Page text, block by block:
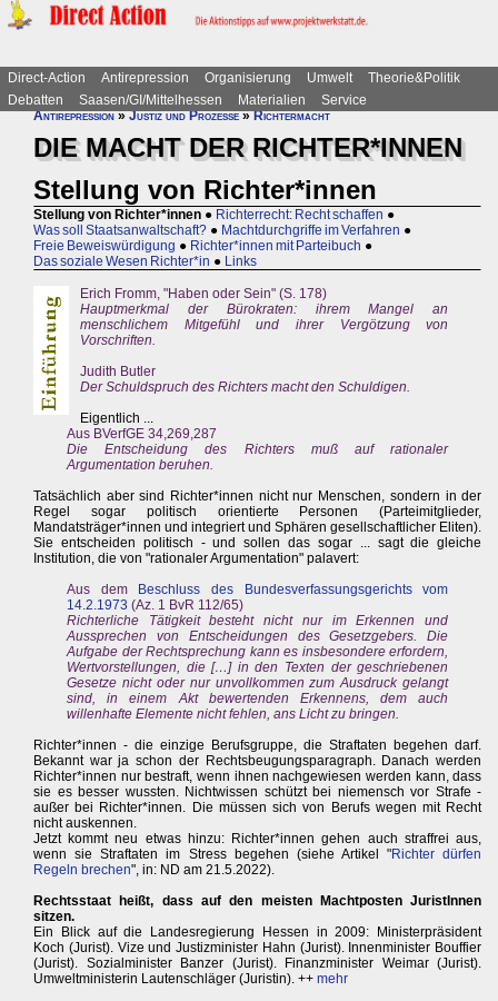
Direct-Action Antirepression Organisierung Umwelt
Theorie&Politik
Debatten
Saasen/GI/Mittelhessen Materialien
Service
Antirepression»Justiz und Prozesse»Richtermacht
DIE MACHT DER RICHTER*INNEN
Stellung von Richter*innen
Stellung von Richter*innen ● Richterrecht: Recht schaffen ●
Was soll Staatsanwaltschaft? ● Machtdurchgriffe im Verfahren ●
Freie Beweiswürdigung ● Richter*innen mit Parteibuch ●
Das soziale Wesen Richter*in ● Links
Erich Fromm, "Haben oder Sein" (S. 178)
Hauptmerkmal der Bürokraten: ihrem Mangel an
menschlichem Mitgefühl und ihrer Vergötzung von
Vorschriften.
Judith Butler
Der Schuldspruch des Richters macht den Schuldigen.
Eigentlich ...
Aus BVerfGE 34,269,287
Die Entscheidung des Richters muß auf rationaler
Argumentation beruhen.
Tatsächlich aber sind Richter*innen nicht nur Menschen, sondern in der
Regel sogar politisch orientierte Personen (Parteimitglieder,
Mandatsträger*innen und integriert und Sphären gesellschaftlicher Eliten).
Sie entscheiden politisch - und sollen das sogar ... sagt die gleiche
Institution, die von "rationaler Argumentation" palavert:
Aus dem
Beschluss des Bundesverfassungsgerichts vom
14.2.1973 (Az. 1 BvR 112/65)
Richterliche Tätigkeit besteht nicht nur im Erkennen und
Aussprechen von Entscheidungen des Gesetzgebers. Die
Aufgabe der Rechtsprechung kann es insbesondere erfordern,
Wertvorstellungen, die […] in den Texten der geschriebenen
Gesetze nicht oder nur unvollkommen zum Ausdruck gelangt
sind, in einem Akt bewertenden Erkennens, dem auch
willenhafte Elemente nicht fehlen, ans Licht zu bringen.
Richter*innen - die einzige Berufsgruppe, die Straftaten begehen darf.
Bekannt war ja schon der Rechtsbeugungsparagraph. Danach werden
Richter*innen nur bestraft, wenn ihnen nachgewiesen werden kann, dass
sie es besser wussten. Nichtwissen schützt bei niemensch vor Strafe -
außer bei Richter*innen. Die müssen sich von Berufs wegen mit Recht
nicht auskennen.
Jetzt kommt neu etwas hinzu: Richter*innen gehen auch straffrei aus,
wenn sie Straftaten im Stress begehen (siehe Artikel "Richter dürfen
Regeln brechen", in: ND am 21.5.2022).
Rechtsstaat heißt, dass auf den meisten Machtposten JuristInnen
sitzen.
Ein Blick auf die Landesregierung Hessen in 2009: Ministerpräsident
Koch (Jurist). Vize und Justizminister Hahn (Jurist). Innenminister Bouffier
(Jurist). Sozialminister Banzer (Jurist). Finanzminister Weimar (Jurist).
Umweltministerin Lautenschläger (Juristin). ++ mehr